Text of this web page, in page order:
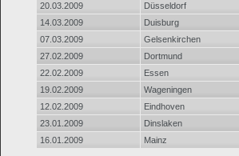
20.03.2009
Düsseldorf
14.03.2009
Duisburg
07.03.2009
Gelsenkirchen
27.02.2009
Dortmund
22.02.2009
Essen
19.02.2009
Wageningen
12.02.2009
Eindhoven
23.01.2009
Dinslaken
16.01.2009
Mainz